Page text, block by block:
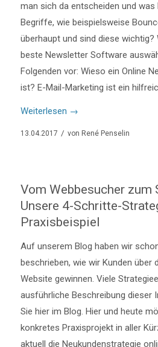
man sich da entscheiden und was
Begriffe, wie beispielsweise
überhaupt und sind diese wichtig?
beste Newsletter Software
Folgenden vor: Wieso ein Online
ist? E-Mail-Marketing ist ein
Weiterlesen →
13.04.2017 / von René Penselin
Vom Webbesucher zum
Unsere 4-Schritte-
Praxisbeispiel
Auf unserem Blog haben wir
beschrieben, wie wir Kunden über
Website gewinnen. Viele
ausführliche Beschreibung dieser
Sie hier im Blog. Hier und heute
konkretes Praxisprojekt in aller
aktuell die Neukundenstrategie